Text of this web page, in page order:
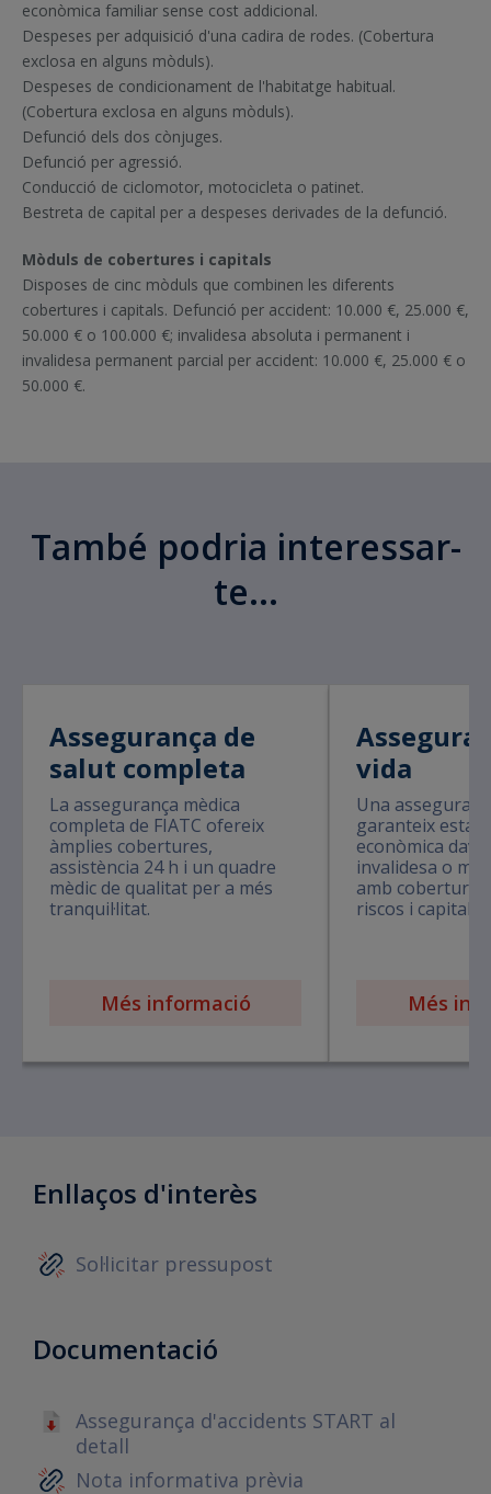
econòmica familiar sense cost addicional.
Despeses per adquisició d'una cadira de rodes. (Cobertura
exclosa en alguns mòduls).
Despeses de condicionament de l'habitatge habitual.
(Cobertura exclosa en alguns mòduls).
Defunció dels dos cònjuges.
Defunció per agressió.
Conducció de ciclomotor, motocicleta o patinet.
Bestreta de capital per a despeses derivades de la defunció.
Mòduls de cobertures i capitals
Disposes de cinc mòduls que combinen les diferents
cobertures i capitals. Defunció per accident: 10.000 €, 25.000 €,
50.000 € o 100.000 €; invalidesa absoluta i permanent i
invalidesa permanent parcial per accident: 10.000 €, 25.000 € o
50.000 €.
També podria interessar-
te...
Assegurança de
salut completa
La assegurança mèdica
completa de FIATC ofereix
àmplies cobertures,
assistència 24 h i un quadre
mèdic de qualitat per a més
tranquil·litat.
Més informació
vida
Una
garanteix
econòmica
invalidesa o
amb
riscos i capital
Més
Enllaços d'interès
Sol·licitar pressupost
Documentació
Assegurança d'accidents START al
detall
Nota informativa prèvia